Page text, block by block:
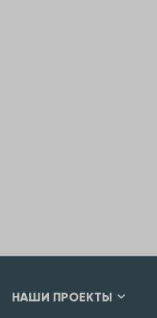
НАШИ ПРОЕКТЫ